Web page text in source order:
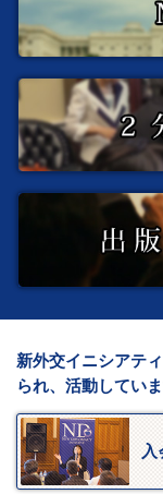
新外交イニシアテ
られ、活動していま